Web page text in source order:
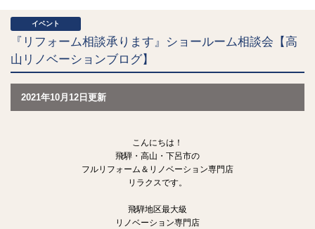
イベント
『リフォーム相談承ります』ショールーム相談会【高
山リノベーションブログ】
2021年10月12日更新
こんにちは！
飛騨・高山・下呂市の
フルリフォーム＆リノベーション専門店
リラクスです。
飛騨地区最大級
リノベーション専門店